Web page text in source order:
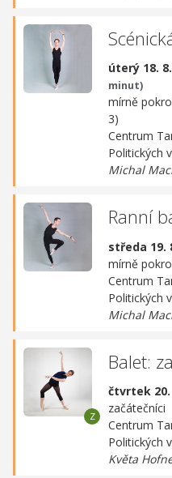
úterý 18.
minut)
mírně
3)
Centrum
Politických
Michal
Ranní
středa 19.
mírně
Centrum
Politických
Michal
Balet:
čtvrtek 20.
začátečníci
Centrum
Politických
Květa